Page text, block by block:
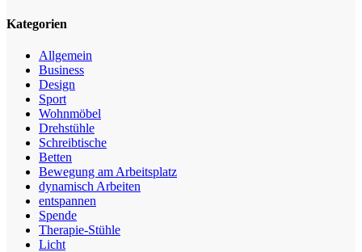
Kategorien
Allgemein
Business
Design
Sport
Wohnmöbel
Drehstühle
Schreibtische
Betten
Bewegung am Arbeitsplatz
dynamisch Arbeiten
entspannen
Spende
Therapie-Stühle
Licht